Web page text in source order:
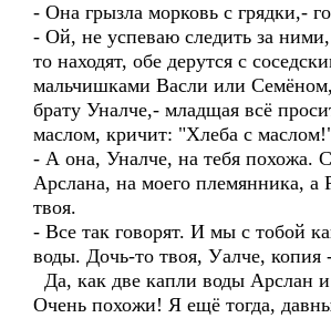
- Она грызла морковь с грядки,-
- Ой, не успеваю следить за ними,
то находят, обе дерутся с
мальчишками Васли или
брату Уналче,- младщая всё
маслом, кричит: "Хлеба с
- А она, Уналче, на тебя похожа.
Арслана, на моего племянника, а
твоя.
- Все так говорят. И мы с тобой
воды. Дочь-то твоя, Уалче, копия
Да, как две капли воды Арслан
Очень похожи! Я ещё тогда,